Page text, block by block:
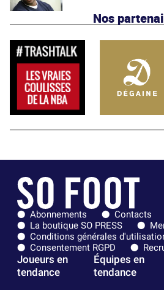
Nos
Abonnements
Contacts
La boutique SO PRESS
Conditions générales
Consentement RGPD
Joueurs en
tendance
Équipes en
tendance